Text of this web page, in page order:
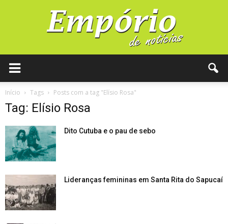
Início Tags Posts com a tag "Elísio Rosa"
Tag: Elísio Rosa
Dito Cutuba e o pau de sebo
Lideranças femininas em Santa Rita do Sapucaí